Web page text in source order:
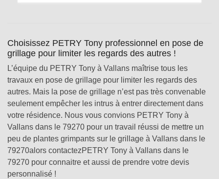
Choisissez PETRY Tony professionnel en pose de
grillage pour limiter les regards des autres !
L’équipe du PETRY Tony à Vallans maîtrise tous les
travaux en pose de grillage pour limiter les regards des
autres. Mais la pose de grillage n’est pas très convenable
seulement empêcher les intrus à entrer directement dans
votre résidence. Nous vous convions PETRY Tony à
Vallans dans le 79270 pour un travail réussi de mettre un
peu de plantes grimpants sur le grillage à Vallans dans le
79270alors contactezPETRY Tony à Vallans dans le
79270 pour connaitre et aussi de prendre votre devis
personnalisé !